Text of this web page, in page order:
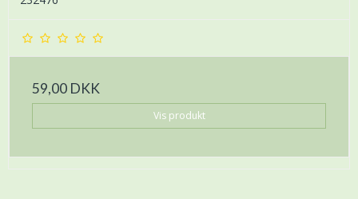
59,00 DKK
Vis produkt